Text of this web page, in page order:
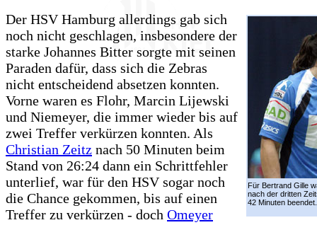
Für Bertrand Gille
nach der dritten
42 Minuten beendet.
Der HSV Hamburg allerdings gab sich
noch nicht geschlagen, insbesondere der
starke Johannes Bitter sorgte mit seinen
Paraden dafür, dass sich die Zebras
nicht entscheidend absetzen konnten.
Vorne waren es Flohr, Marcin Lijewski
und Niemeyer, die immer wieder bis auf
zwei Treffer verkürzen konnten. Als
Christian Zeitz nach 50 Minuten beim
Stand von 26:24 dann ein Schrittfehler
unterlief, war für den HSV sogar noch
die Chance gekommen, bis auf einen
Treffer zu verkürzen - doch Omeyer